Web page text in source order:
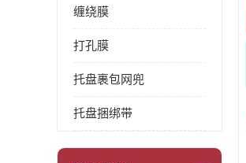
缠绕膜
打孔膜
托盘裹包网兜
托盘捆绑带